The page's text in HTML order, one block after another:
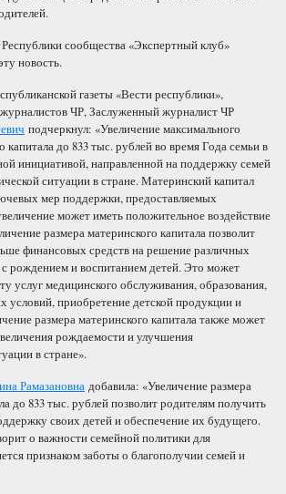
сообщества «Экспертный клуб»
новость.
газеты «Вести республики»,
ЧР, Заслуженный журналист ЧР
подчеркнул: «Увеличение максимального
капитала до 833 тыс. рублей во время Года семьи в
инициативой, направленной на поддержку семей
ситуации в стране. Материнский капитал
мер поддержки, предоставляемых
может иметь положительное воздействие
размера материнского капитала позволит
финансовых средств на решение различных
рождением и воспитанием детей. Это может
услуг медицинского обслуживания, образования,
приобретение детской продукции и
размера материнского капитала также может
рождаемости и улучшения
в стране».
Рамазановна добавила: «Увеличение размера
до 833 тыс. рублей позволит родителям получить
своих детей и обеспечение их будущего.
о важности семейной политики для
признаком заботы о благополучии семей и